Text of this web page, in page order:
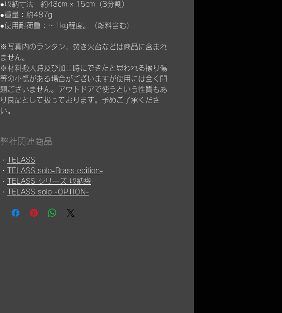
●収納寸法：約43cm x 15cm（3分割)
●重量：約487g
●使用耐荷重：～1kg程度。（燃料含む）
※写真内のランタン、焚き火台などは商品に含まれ
ません。
※材料搬入時及び加工時にできたと思われる擦り傷
等の小傷がある場合がございますが使用には全く問
題ございません。アウトドアで使うという性質もあ
り良品として扱っております。予めご了承くださ
い。
弊社関連商品
・
TELASS
・
TELASS solo-Brass edition-
・
TELASS シリーズ 収納袋
・
TELASS solo -OPTION-